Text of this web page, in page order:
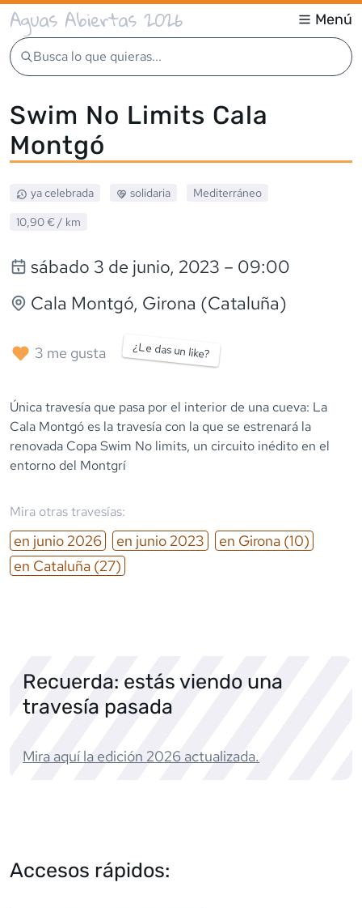
Aguas Abiertas 2026 Menú
Busca lo que quieras...
Swim No Limits Cala
Montgó
ya celebrada solidaria
Mediterráneo
10,90 € / km
sábado 3 de junio, 2023 – 09:00
Cala Montgó, Girona (Cataluña)
3 me gusta ¿Le das un like?
Única travesía que pasa por el interior de una cueva: La
Cala Montgó es la travesía con la que se estrenará la
renovada Copa Swim No limits, un circuito inédito en el
entorno del Montgrí
Mira otras travesías:
en junio 2026 en junio 2023 en Girona (10)
en Cataluña (27)
Recuerda: estás viendo una
travesía pasada
Mira aquí la edición 2026 actualizada.
Accesos rápidos: